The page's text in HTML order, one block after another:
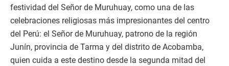
festividad del Señor de Muruhuay, como una de las
celebraciones religiosas más impresionantes del centro
del Perú: el Señor de Muruhuay, patrono de la región
Junín, provincia de Tarma y del distrito de Acobamba,
quien cuida a este destino desde la segunda mitad del